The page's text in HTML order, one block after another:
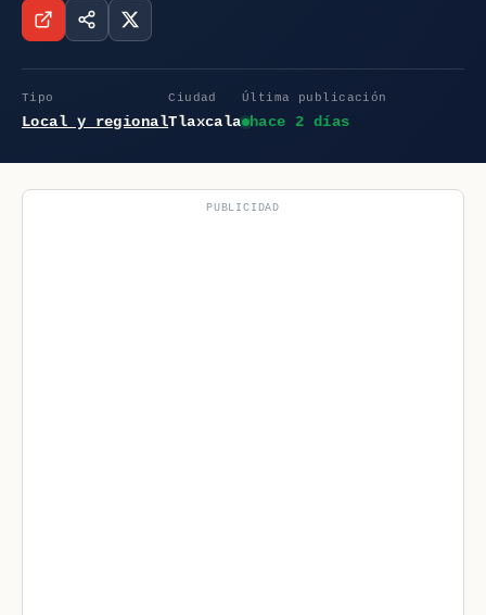
Tipo
Local y regional
Ciudad
Tlaxcala
Última publicación
hace 2 días
PUBLICIDAD